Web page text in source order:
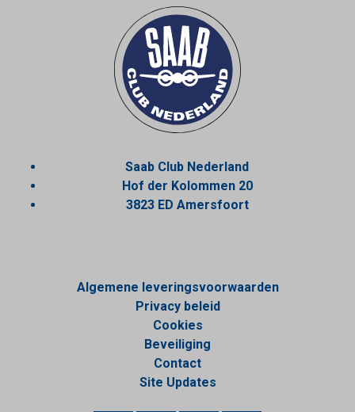
Saab Club Nederland
Hof der Kolommen 20
3823 ED Amersfoort
Algemene leveringsvoorwaarden
Privacy beleid
Cookies
Beveiliging
Contact
Site Updates